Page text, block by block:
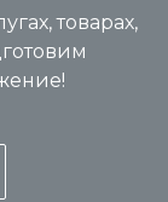
товарах,